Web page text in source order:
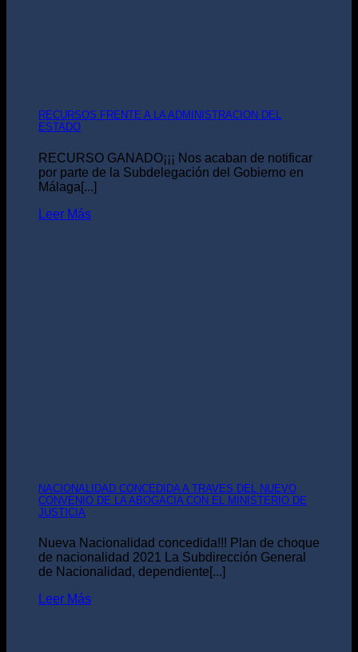
RECURSOS FRENTE A LA ADMINISTRACION DEL
ESTADO
RECURSO GANADO¡¡¡ Nos acaban de notificar
por parte de la Subdelegación del Gobierno en
Málaga[...]
Leer Más
NACIONALIDAD CONCEDIDA A TRAVES DEL NUEVO
CONVENIO DE LA ABOGACIA CON EL MINISTERIO DE
JUSTICIA
Nueva Nacionalidad concedida!!! Plan de choque
de nacionalidad 2021 La Subdirección General
de Nacionalidad, dependiente[...]
Leer Más